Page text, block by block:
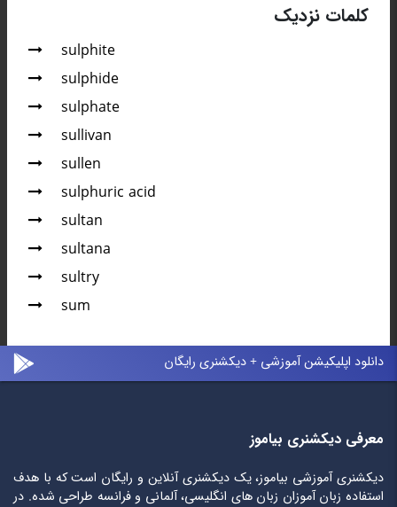
کلمات نزدیک
sulphite
sulphide
sulphate
sullivan
sullen
sulphuric acid
sultan
sultana
sultry
sum
دانلود اپلیکیشن آموزشی + دیکشنری رایگان
معرفی دیکشنری بیاموز
دیکشنری آموزشی بیاموز، یک دیکشنری آنلاین و رایگان است که با هدف
استفاده زبان آموزان زبان های انگلیسی، آلمانی و فرانسه طراحی شده. در